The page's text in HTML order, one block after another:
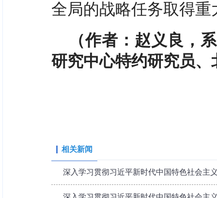
全局的战略任务取得重
（作者：赵义良，
研究中心特约研究员
相关新闻
深入学习贯彻习近平新时代中国特色社会主